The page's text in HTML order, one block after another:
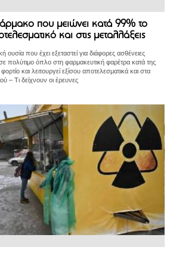
που μειώνει κατά 99% το
και στις μεταλλάξεις
που έχει εξεταστεί για διάφορες ασθένειες
πολύτιμο όπλο στη φαρμακευτική φαρέτρα κατά της
και λειτουργεί εξίσου αποτελεσματικά και στα
– Τι δείχνουν οι έρευνες